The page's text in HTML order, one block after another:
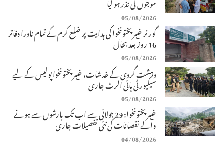
05/08/2026
گورنر خیبرپختونخوا کی ہدایت پر ضلع کرم کے تمام نادرا دفاتر
16 روز بعد بحال
05/08/2026
دہشت گردی کے خدشات، خیبرپختونخوا پولیس کے لیے
سیکیورٹی ہائی الرٹ جاری
05/08/2026
خیبرپختونخوا: 29 جولائی سے اب تک بارشوں سے ہونے
والے نقصانات کی نئی تفصیلات جاری
04/08/2026